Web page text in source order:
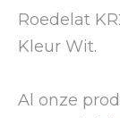
Roedelat
Kleur Wit.
Al onze